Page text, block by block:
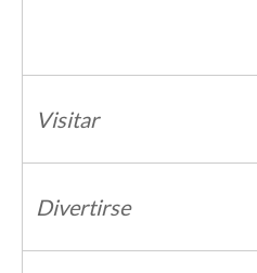
Visitar
Divertirse